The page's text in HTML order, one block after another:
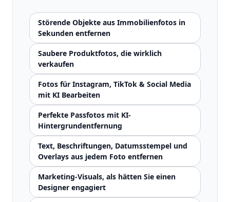
Störende Objekte aus Immobilienfotos in
Sekunden entfernen
Saubere Produktfotos, die wirklich
verkaufen
Fotos für Instagram, TikTok & Social Media
mit KI Bearbeiten
Perfekte Passfotos mit KI-
Hintergrundentfernung
Text, Beschriftungen, Datumsstempel und
Overlays aus jedem Foto entfernen
Marketing-Visuals, als hätten Sie einen
Designer engagiert